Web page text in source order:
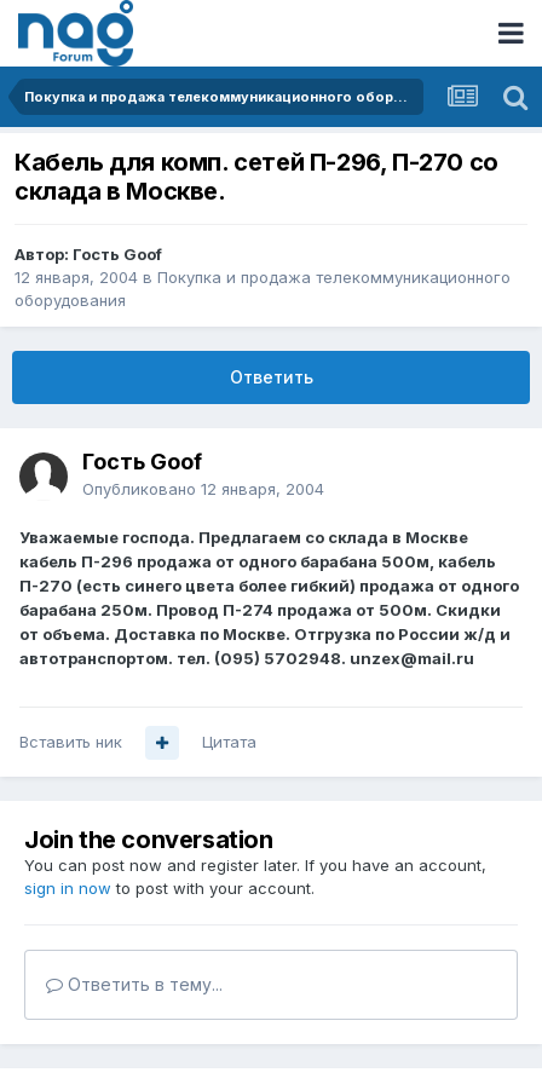
Покупка и продажа телекоммуникационного оборудования
Кабель для комп. сетей П-296, П-270 со
склада в Москве.
Автор: Гость Goof
12 января, 2004 в Покупка и продажа телекоммуникационного
оборудования
Ответить
Гость Goof
Опубликовано 12 января, 2004
Уважаемые господа. Предлагаем со склада в Москве
кабель П-296 продажа от одного барабана 500м, кабель
П-270 (есть синего цвета более гибкий) продажа от одного
барабана 250м. Провод П-274 продажа от 500м. Скидки
от объема. Доставка по Москве. Отгрузка по России ж/д и
автотранспортом. тел. (095) 5702948. unzex@mail.ru
Вставить ник Цитата
Join the conversation
You can post now and register later. If you have an account,
sign in now to post with your account.
Ответить в тему...